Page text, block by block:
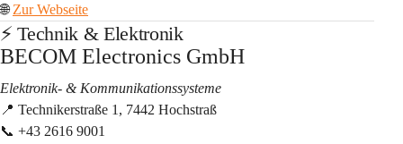
🌐 Zur Webseite
⚡ Technik & Elektronik
BECOM Electronics GmbH
Elektronik- & Kommunikationssysteme
📍 Technikerstraße 1, 7442 Hochstraß
📞 +43 2616 9001